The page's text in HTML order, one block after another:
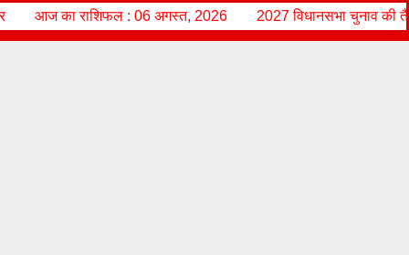
06 अगस्त, 2026 2027 विधानसभा चुनाव की तैयारी में जुटे राज्य